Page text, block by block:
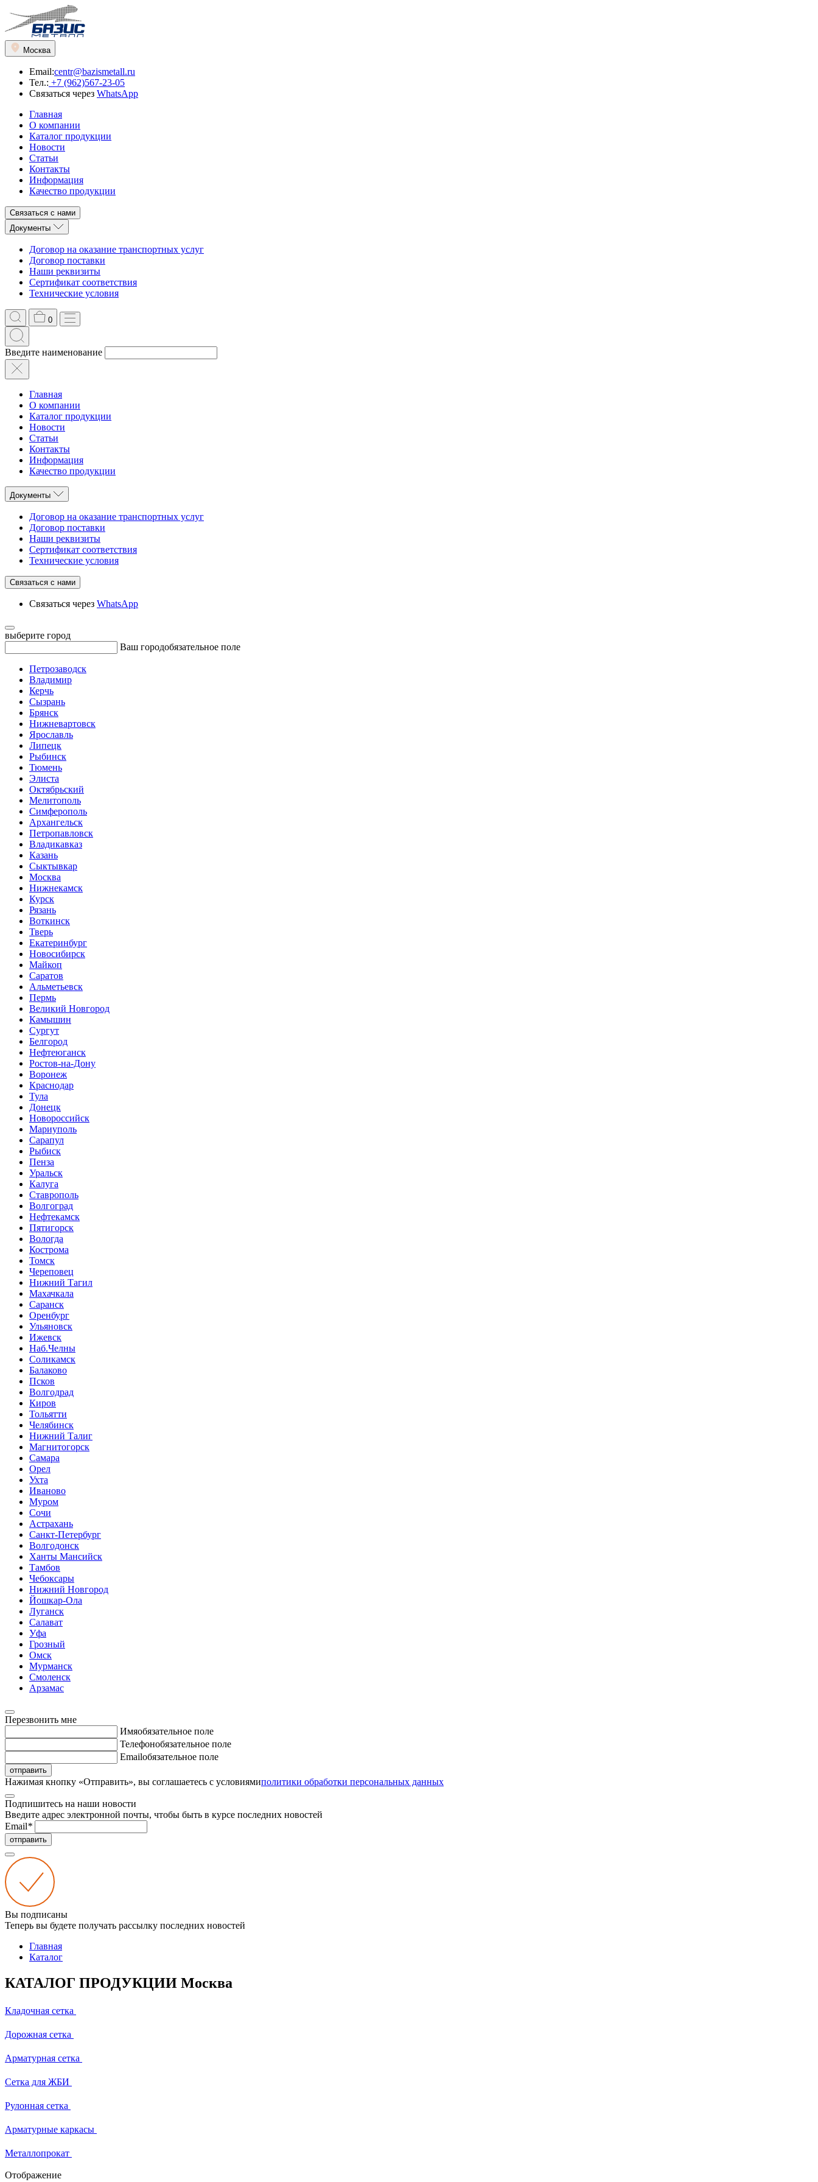
Москва
Email:centr@bazismetall.ru
Тел.: +7 (962)567-23-05
Связаться через WhatsApp
Главная
О компании
Каталог продукции
Новости
Статьи
Контакты
Информация
Качество продукции
Связаться с нами
Документы
Договор на оказание транспортных услуг
Договор поставки
Наши реквизиты
Сертификат соответствия
Технические условия
0
Введите наименование
Главная
О компании
Каталог продукции
Новости
Статьи
Контакты
Информация
Качество продукции
Документы
Договор на оказание транспортных услуг
Договор поставки
Наши реквизиты
Сертификат соответствия
Технические условия
Связаться с нами
Связаться через WhatsApp
выберите город
Ваш городобязательное поле
Петрозаводск
Владимир
Керчь
Сызрань
Брянск
Нижневартовск
Ярославль
Липецк
Рыбинск
Тюмень
Элиста
Октябрьский
Мелитополь
Симферополь
Архангельск
Петропавловск
Владикавказ
Казань
Сыктывкар
Москва
Нижнекамск
Курск
Рязань
Воткинск
Тверь
Екатеринбург
Новосибирск
Майкоп
Саратов
Альметьевск
Пермь
Великий Новгород
Камышин
Сургут
Белгород
Нефтеюганск
Ростов-на-Дону
Воронеж
Краснодар
Тула
Донецк
Новороссийск
Мариуполь
Сарапул
Рыбиск
Пенза
Уральск
Калуга
Ставрополь
Волгоград
Нефтекамск
Пятигорск
Вологда
Кострома
Томск
Череповец
Нижний Тагил
Махачкала
Саранск
Оренбург
Ульяновск
Ижевск
Наб.Челны
Соликамск
Балаково
Псков
Волгодрад
Киров
Тольятти
Челябинск
Нижний Талиг
Магнитогорск
Самара
Орел
Ухта
Иваново
Муром
Сочи
Астрахань
Санкт-Петербург
Волгодонск
Ханты Мансийск
Тамбов
Чебоксары
Нижний Новгород
Йошкар-Ола
Луганск
Салават
Уфа
Грозный
Омск
Мурманск
Смоленск
Арзамас
Перезвонить мне
Имяобязательное поле
Телефонобязательное поле
Emailобязательное поле
отправить
Нажимая кнопку «Отправить», вы соглашаетесь с условиямиполитики обработки персональных данных
Подпишитесь на наши новости
Введите адрес электронной почты, чтобы быть в курсе последних новостей
Email*
отправить
Вы подписаны
Теперь вы будете получать рассылку последних новостей
Главная
Каталог
КАТАЛОГ ПРОДУКЦИИ Москва
Кладочная сетка
Дорожная сетка
Арматурная сетка
Сетка для ЖБИ
Рулонная сетка
Арматурные каркасы
Металлопрокат
Отображение